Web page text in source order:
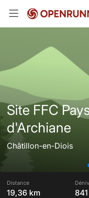
Site FFC
d'Archiane
Châtillon-en-Diois
Distance
19,36 km